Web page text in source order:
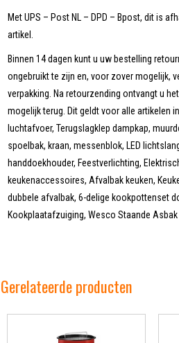
Met UPS – Post NL – DPD – Bpost, dit is
artikel.
Binnen 14 dagen kunt u uw bestelling
ongebruikt te zijn en, voor zover mogelijk,
verpakking. Na retourzending ontvangt u
mogelijk terug. Dit geldt voor alle artikelen
luchtafvoer, Terugslagklep dampkap,
spoelbak, kraan, messenblok, LED
handdoekhouder, Feestverlichting,
keukenaccessoires, Afvalbak keuken,
dubbele afvalbak, 6-delige kookpottenset
Kookplaatafzuiging, Wesco Staande
Gerelateerde producten